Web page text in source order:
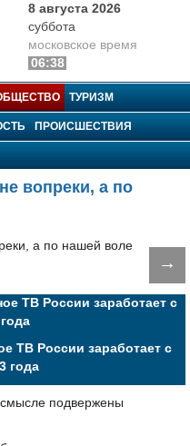
8 августа 2026
суббота
московское время
06:38
ТУРИЗМ
ПРОИСШЕСТВИЯ
вопреки, а по
→
ТВ России заработает с
года
подвержены